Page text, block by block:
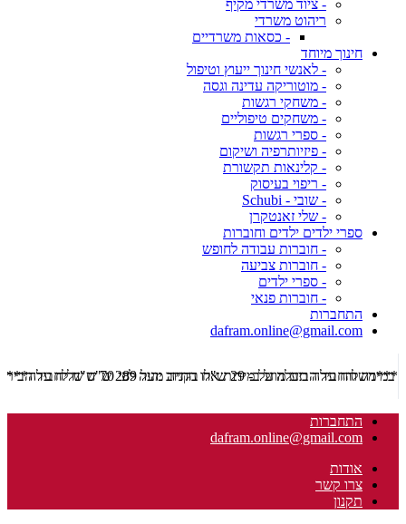
- ציוד משרדי מקיף
ריהוט משרדי
- כסאות משרדיים
חינוך מיוחד
- לאנשי חינוך ייעוץ וטיפול
- מוטוריקה עדינה וגסה
- משחקי רגשות
- משחקים טיפוליים
- ספרי רגשות
- פיזיותרפיה ושיקום
- קלינאות תקשורת
- ריפוי בעיסוק
- שובי - Schubi
- שלי זאנטקרן
ספרי ילדים ילדים וחוברות
- חוברות עבודה לחופש
- חוברות צביעה
- ספרי ילדים
- חוברות פנאי
התחברות
dafram.online@gmail.com
***משלוח עד הבית מוזל ב- 29 ש"ח בקניה מעל 289 ש"ח שליח עד הבית ***
התחברות
dafram.online@gmail.com
אודות
צרו קשר
תקנון